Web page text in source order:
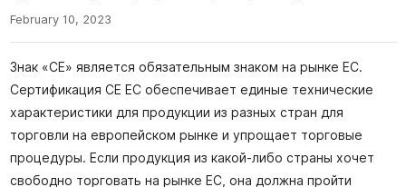
February 10, 2023
Знак «CE» является обязательным знаком на рынке ЕС.
Сертификация CE ЕС обеспечивает единые технические
характеристики для продукции из разных стран для
торговли на европейском рынке и упрощает торговые
процедуры. Если продукция из какой-либо страны хочет
свободно торговать на рынке ЕС, она должна пройти